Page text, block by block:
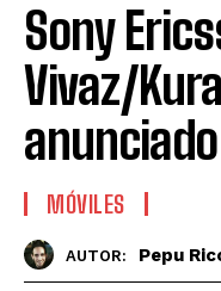
Sony
Vivaz/
anunciado
MÓVILES
AUTOR: Pepu